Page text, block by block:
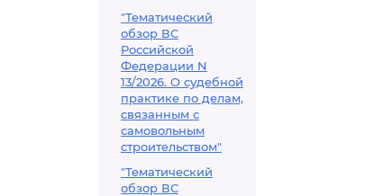
"Тематический
обзор ВС
Российской
Федерации N
13/2026. О судебной
практике по делам,
связанным с
самовольным
строительством"
"Тематический
обзор ВС